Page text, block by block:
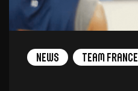
News Team France